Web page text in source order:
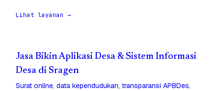
Lihat layanan →
Jasa Bikin Aplikasi Desa & Sistem Informasi
Desa di Sragen
Surat online, data kependudukan, transparansi APBDes,